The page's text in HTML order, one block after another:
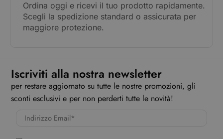
Ordina oggi e ricevi il tuo prodotto rapidamente.
Scegli la spedizione standard o assicurata per
maggiore protezione.
Iscriviti alla nostra newsletter
per restare aggiornato su tutte le nostre promozioni, gli
sconti esclusivi e per non perderti tutte le novità!